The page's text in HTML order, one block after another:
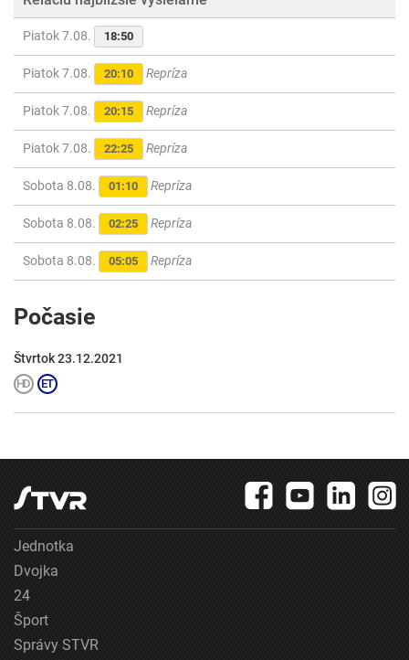
Piatok 7.08. 18:50
Piatok 7.08. 20:10 Repríza
Piatok 7.08. 20:15 Repríza
Piatok 7.08. 22:25 Repríza
Sobota 8.08. 01:10 Repríza
Sobota 8.08. 02:25 Repríza
Sobota 8.08. 05:05 Repríza
Počasie
Štvrtok 23.12.2021
Jednotka
Dvojka
24
Šport
Správy STVR